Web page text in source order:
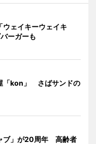
ェイキーウェイキ
ーガーも
「kon」 さばサンドの
ブ」が20周年 高齢者